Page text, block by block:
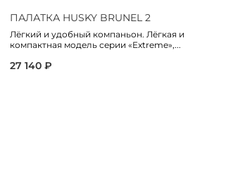
ПАЛАТКА HUSKY BRUNEL 2
Лёгкий и удобный компаньон. Лёгкая и
компактная модель серии «Extreme»,...
27 140 ₽